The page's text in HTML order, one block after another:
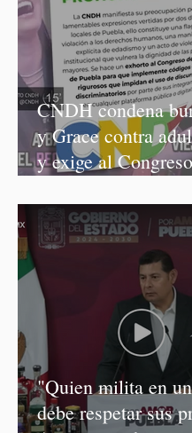
CNDH condena
y Grace contra
y exige al
"Quien milita en
debe respetar sus